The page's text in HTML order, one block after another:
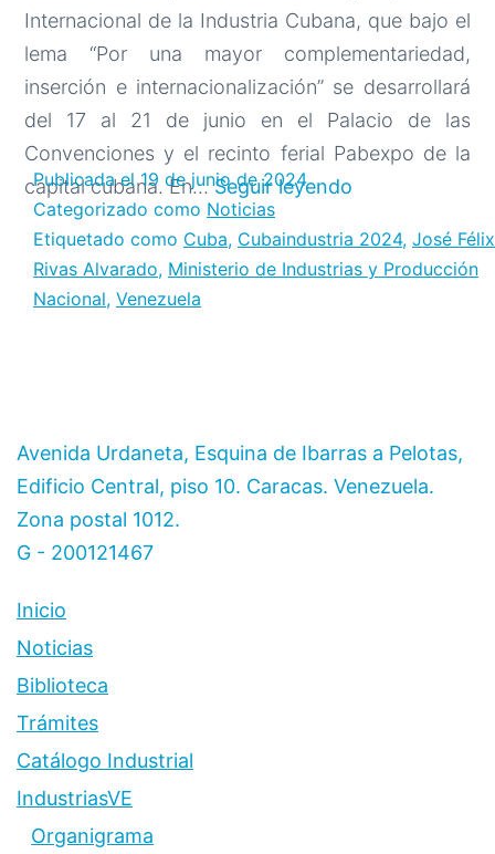
Internacional de la Industria Cubana, que bajo el
lema “Por una mayor complementariedad,
inserción e internacionalización” se desarrollará
del 17 al 21 de junio en el Palacio de las
Convenciones y el recinto ferial Pabexpo de la
capital cubana. En…Seguir leyendo
Integración
para
Publicada el19 de junio de 2024
Categorizado como Noticias
Etiquetado como Cuba, Cubaindustria 2024, José Félix
Rivas Alvarado, Ministerio de Industrias y Producción
Nacional, Venezuela
Avenida Urdaneta, Esquina de Ibarras a Pelotas,
Edificio Central, piso 10. Caracas. Venezuela.
Zona postal 1012.
G - 200121467
Inicio
Noticias
Biblioteca
Trámites
Catálogo Industrial
IndustriasVE
Organigrama